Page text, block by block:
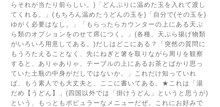
らそれが当たり前らしい。)「どんぶりに温めた玉を入れて渡し
てくれる。」(もちろん温めたうどんの玉を)「自分で(その玉を)
ゆがく必要はなし。」「もらったらカウンターの上にある天ぷ
ら類のオプションをのせて席につく。」(各種、天ぷら揚げ物類
がいろいろ用意してある。)だしはどこにある？「突然の質問に
もうろたえることなく、先にねぎと箸を取りながら周りを観察
すると、ありゃありゃ、テーブルの上にあるお茶とばかり思っ
ていた土瓶の中身がだしではないか。」これだけ知っていれ
ば、もう素人でも大丈夫と、ここに書いてある。★これは「湯
だめ【うどん】」(四国以外では「掛けうどん」というと思うが)
という、もっともポピュラーなメニューだぜ。これにお好みで